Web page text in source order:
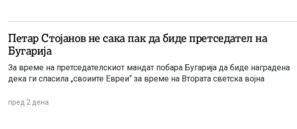
Петар Стојанов не сака пак да биде претседатeл на
Бугарија
За време на претседателскиот мандат побара Бугарија да биде наградена
дека ги спасила „своиите Евреи“ за време на Втората светска војна
пред 2 дена